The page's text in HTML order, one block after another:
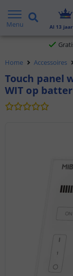
Menu Al 13
Voor
Home Accessoires
Touch panel
WIT op